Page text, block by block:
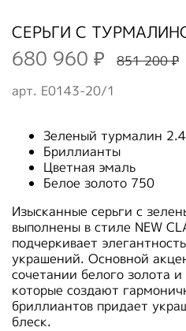
арт. E0143-20/1
СЕРЬГИ С
680 960 ₽ 851 200 ₽
Зеленый турмалин
Бриллианты
Цветная эмаль
Белое золото 750
Изысканные серьги с
выполнены в стиле NEW
подчеркивает
украшений. Основной
сочетании белого золота
которые создают
бриллиантов придает
блеск.